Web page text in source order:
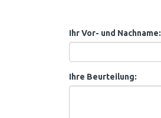
Ihr Vor- und Nachname:
Ihre Beurteilung: